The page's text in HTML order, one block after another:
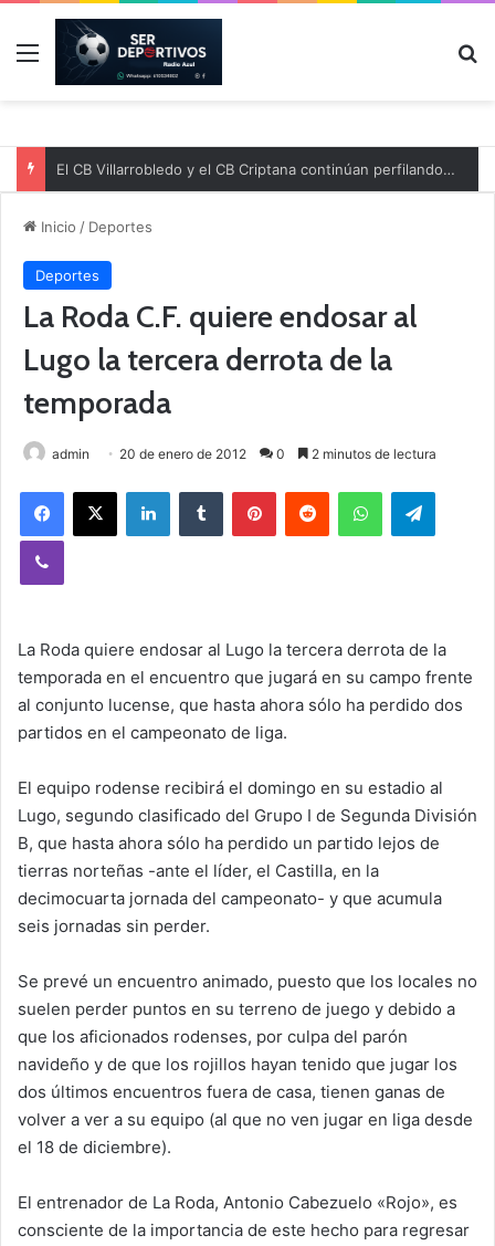
Menú
El CB Villarrobledo y el CB Criptana continúan perfilando sus plantillas
Inicio / Deportes
Deportes
La Roda C.F. quiere endosar al
Lugo la tercera derrota de la
temporada
admin 20 de enero de 2012 0 2 minutos de lectura
La Roda quiere endosar al Lugo la tercera derrota de la
temporada en el encuentro que jugará en su campo frente
al conjunto lucense, que hasta ahora sólo ha perdido dos
partidos en el campeonato de liga.
El equipo rodense recibirá el domingo en su estadio al
Lugo, segundo clasificado del Grupo I de Segunda División
B, que hasta ahora sólo ha perdido un partido lejos de
tierras norteñas -ante el líder, el Castilla, en la
decimocuarta jornada del campeonato- y que acumula
seis jornadas sin perder.
Se prevé un encuentro animado, puesto que los locales no
suelen perder puntos en su terreno de juego y debido a
que los aficionados rodenses, por culpa del parón
navideño y de que los rojillos hayan tenido que jugar los
dos últimos encuentros fuera de casa, tienen ganas de
volver a ver a su equipo (al que no ven jugar en liga desde
el 18 de diciembre).
El entrenador de La Roda, Antonio Cabezuelo «Rojo», es
consciente de la importancia de este hecho para regresar